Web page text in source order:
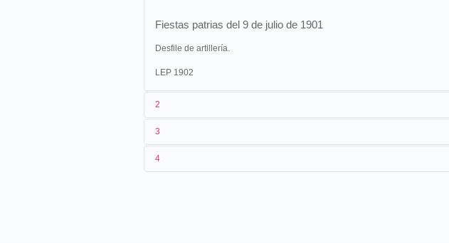
Fiestas patrias del 9 de julio de 1901
Desfile de artillería.
LEP 1902
2
2
3
4